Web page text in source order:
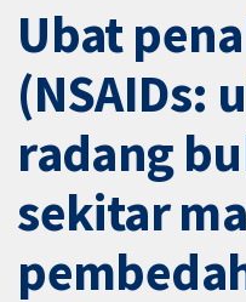
Ubat
(NSAIDs:
radang
sekitar